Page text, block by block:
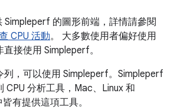
Simpleperf 的圖形前端，詳情請參閱
CPU 活動。 大多數使用者偏好使用
接使用 Simpleperf。
列，可以使用 Simpleperf。Simpleperf
CPU 分析工具，Mac、Linux 和
有提供這項工具。